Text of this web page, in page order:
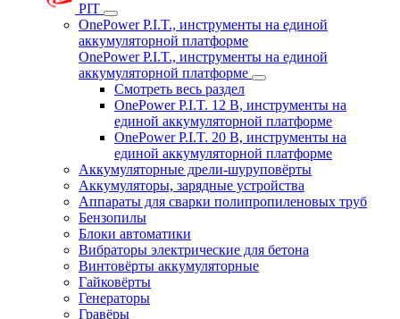
PIT
OnePower P.I.T., инструменты на единой
аккумуляторной платформе
OnePower P.I.T., инструменты на единой
аккумуляторной платформе
Смотреть весь раздел
OnePower P.I.T. 12 В, инструменты на
единой аккумуляторной платформе
OnePower P.I.T. 20 В, инструменты на
единой аккумуляторной платформе
Аккумуляторные дрели-шуруповёрты
Аккумуляторы, зарядные устройства
Аппараты для сварки полипропиленовых труб
Бензопилы
Блоки автоматики
Вибраторы электрические для бетона
Винтовёрты аккумуляторные
Гайковёрты
Генераторы
Гравёры